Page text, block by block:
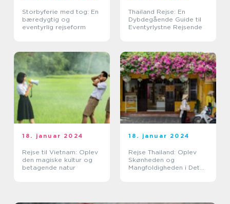
Storbyferie med tog: En
bæredygtig og
eventyrlig rejseform
Thailand Rejse: En
Dybdegående Guide til
Eventyrlystne Rejsende
18. januar 2024
Rejse til Vietnam: Oplev
den magiske kultur og
betagende natur
18. januar 2024
Rejse Thailand: Oplev
Skønheden og
Mangfoldigheden i Det